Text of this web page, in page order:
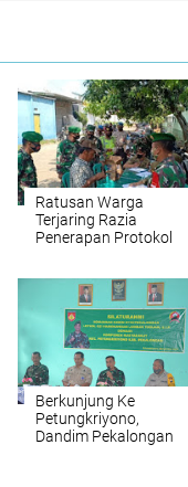
Ratusan Warga
Terjaring Razia
Penerapan Protokol
Pekalongan
Berkunjung Ke
Petungkriyono,
Dandim Pekalongan